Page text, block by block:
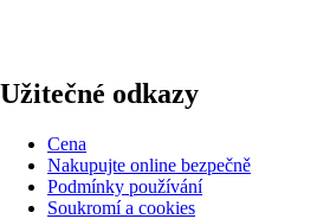
Užitečné odkazy
Cena
Nakupujte online bezpečně
Podmínky používání
Soukromí a cookies